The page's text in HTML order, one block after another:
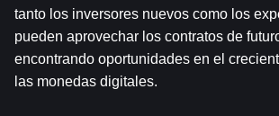
tanto los inversores nuevos como los
pueden aprovechar los contratos de
encontrando oportunidades en el
las monedas digitales.